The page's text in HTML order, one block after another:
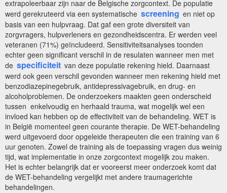
extrapoleerbaar zijn naar de Belgische zorgcontext. De populatie
werd gerekruteerd via een systematische screening en niet op
basis van een hulpvraag. Dat gaf een grote diversiteit van
zorgvragers, hulpverleners en gezondheidscentra. Er werden veel
veteranen (71%) geïncludeerd. Sensitiviteitsanalyses toonden
echter geen significant verschil in de resulaten wanneer men met
de specificiteit van deze populatie rekening hield. Daarnaast
werd ook geen verschil gevonden wanneer men rekening hield met
benzodiazepinegebruik, antidepressivagebruik, en drug- en
alcoholproblemen. De onderzoekers maakten geen onderscheid
tussen enkelvoudig en herhaald trauma, wat mogelijk wel een
invloed kan hebben op de effectiviteit van de behandeling. WET is
in België momenteel geen courante therapie. De WET-behandeling
werd uitgevoerd door opgeleide therapeuten die een training van 6
uur genoten. Zowel de training als de toepassing vragen dus weinig
tijd, wat implementatie in onze zorgcontext mogelijk zou maken.
Het is echter belangrijk dat er vooreerst meer onderzoek komt dat
de WET-behandeling vergelijkt met andere traumagerichte
behandelingen.